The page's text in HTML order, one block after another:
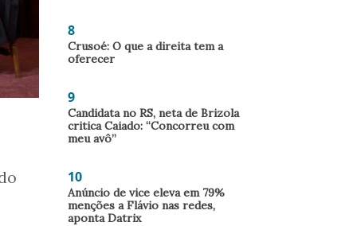
8
Crusoé: O que a direita tem a
oferecer
9
Candidata no RS, neta de Brizola
critica Caiado: “Concorreu com
meu avô”
10
Anúncio de vice eleva em 79%
menções a Flávio nas redes,
aponta Datrix